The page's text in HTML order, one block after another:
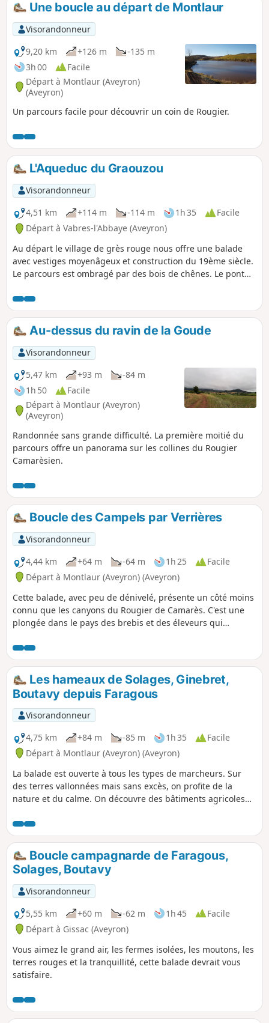
p
Une boucle au départ de Montlaur
Visorandonneur
9,20 km
+126 m
-135 m
3h 00
Facile
Départ à Montlaur (Aveyron)
(Aveyron)
Un parcours facile pour découvrir un coin de Rougier.
L'Aqueduc du Graouzou
Visorandonneur
4,51 km
+114 m -114 m 1h 35
Facile
Départ à Vabres-l'Abbaye (Aveyron)
Au départ le village de grès rouge nous offre une balade
avec vestiges moyenâgeux et construction du 19ème siècle.
Le parcours est ombragé par des bois de chênes. Le pont
enjambant le Graouzou.
Au-dessus du ravin de la Goude
Visorandonneur
5,47 km
+93 m
-84 m
1h 50
Facile
Départ à Montlaur (Aveyron)
(Aveyron)
Randonnée sans grande difficulté. La première moitié du
parcours offre un panorama sur les collines du Rougier
Camarèsien.
Boucle des Campels par Verrières
Visorandonneur
4,44 km
+64 m -64 m 1h 25
Facile
Départ à Montlaur (Aveyron) (Aveyron)
Cette balade, avec peu de dénivelé, présente un côté moins
connu que les canyons du Rougier de Camarès. C'est une
plongée dans le pays des brebis et des éleveurs qui
Les hameaux de Solages, Ginebret,
Boutavy depuis Faragous
Visorandonneur
4,75 km
+84 m -85 m 1h 35
Facile
Départ à Montlaur (Aveyron) (Aveyron)
La balade est ouverte à tous les types de marcheurs. Sur
des terres vallonnées mais sans excès, on profite de la
nature et du calme. On découvre des bâtiments agricoles
Boucle campagnarde de Faragous,
Solages, Boutavy
Visorandonneur
5,55 km
+60 m -62 m 1h 45
Facile
Départ à Gissac (Aveyron)
Vous aimez le grand air, les fermes isolées, les moutons, les
terres rouges et la tranquillité, cette balade devrait vous
satisfaire.